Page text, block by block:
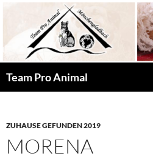
springen
Team Pro Animal
ZUHAUSE GEFUNDEN 2019
MORENA